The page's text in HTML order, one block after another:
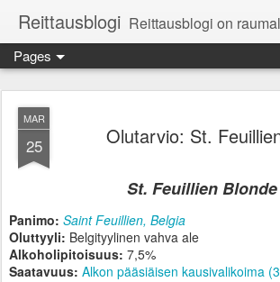
Reittausblogi Reittausblogi on raumalaisen olutharrastajan blogi. Reittaus (rating) tarkoittaa asioiden arvioimista. Reittausblogissa paneudutaan
Pages
MAR
25 Olutarvio: St.
St. Feuillien Blonde
Panimo: Saint Feuillien, Belgia
Oluttyyli: Belgityylinen vahva ale
Alkoholipitoisuus: 7,5%
Saatavuus: Alkon pääsiäisen kausivalikoima